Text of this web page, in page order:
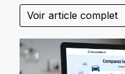
Voir article complet